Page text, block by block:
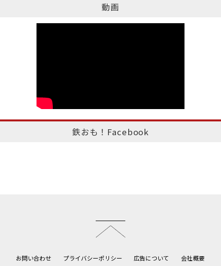
動画
鉄おも！Facebook
お問い合わせ プライバシーポリシー 広告について 会社概要